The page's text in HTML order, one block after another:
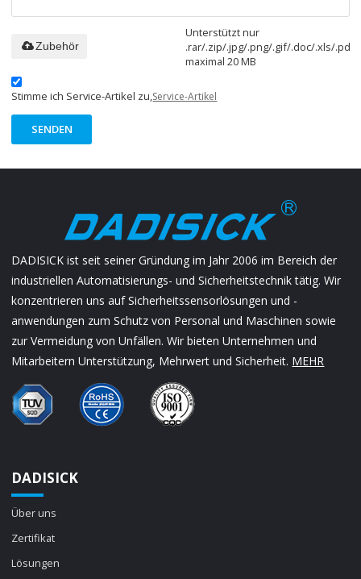
Unterstützt nur
.rar/.zip/.jpg/.png/.gif/.doc/.xls/.pdf,
maximal 20 MB
Zubehör
Stimme ich Service-Artikel zu,Service-Artikel
SENDEN
DADISICK ist seit seiner Gründung im Jahr 2006 im Bereich der
industriellen Automatisierungs- und Sicherheitstechnik tätig. Wir
konzentrieren uns auf Sicherheitssensorlösungen und -
anwendungen zum Schutz von Personal und Maschinen sowie
zur Vermeidung von Unfällen. Wir bieten Unternehmen und
Mitarbeitern Unterstützung, Mehrwert und Sicherheit. MEHR
DADISICK
Über uns
Zertifikat
Lösungen